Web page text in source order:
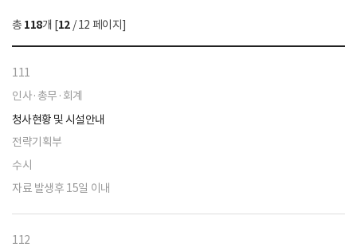
선
택
총 118개 [12 / 12 페이지]
111
인사·총무·회계
청사현황 및 시설안내
전략기획부
수시
자료 발생후 15일 이내
112